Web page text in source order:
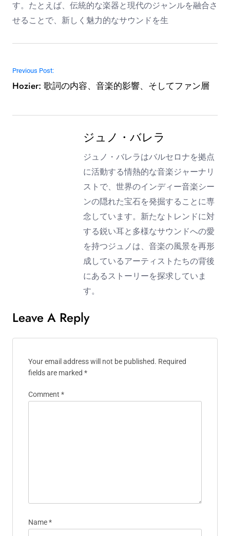
す。たとえば、伝統的な楽器と現代のジャンルを融合さ
せることで、新しく魅力的なサウンドを生
Post navigation
Previous Post:
Hozier: 歌詞の内容、音楽的影響、そしてファン層
ジュノ・バレラ
ジュノ・バレラはバルセロナを拠点
に活動する情熱的な音楽ジャーナリ
ストで、世界のインディー音楽シー
ンの隠れた宝石を発掘することに専
念しています。新たなトレンドに対
する鋭い耳と多様なサウンドへの愛
を持つジュノは、音楽の風景を再形
成しているアーティストたちの背後
にあるストーリーを探求していま
す。
Leave A Reply
Your email address will not be published. Required
fields are marked *
Comment *
Name*